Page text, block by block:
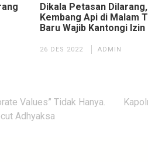
Dikala Petasan Dilarang,
Kembang Api di Malam
Baru Wajib Kantongi Izin
26 DES 2022 ADMIN
Values” Tidak Hanya.
Adhyaksa